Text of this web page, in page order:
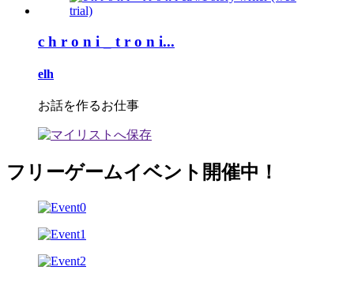
c h r o n i _ t r o n i...
elh
お話を作るお仕事
フリーゲームイベント開催中！